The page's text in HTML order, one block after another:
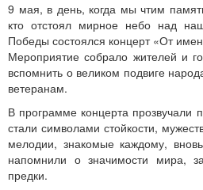
9 мая, в день, когда мы чтим
кто отстоял мирное небо над
Победы состоялся концерт «От
Мероприятие собрало жителей и
вспомнить о великом подвиге
ветеранам.
В программе концерта прозвучали
стали символами стойкости,
мелодии, знакомые каждому,
напомнили о значимости мира,
предки.